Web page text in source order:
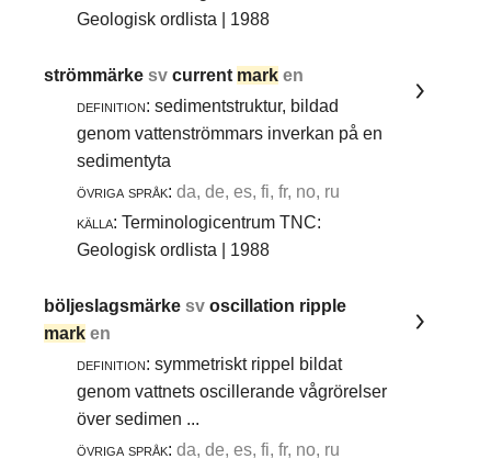
Geologisk ordlista | 1988
strömmärkesvcurrent mark en
definition: sedimentstruktur, bildad
genom vattenströmmars inverkan på en
sedimentyta
övriga språk: da, de, es, fi, fr, no, ru
källa: Terminologicentrum TNC:
Geologisk ordlista | 1988
böljeslagsmärkesvoscillation ripple
mark en
definition: symmetriskt rippel bildat
genom vattnets oscillerande vågrörelser
över sedimen ...
övriga språk: da, de, es, fi, fr, no, ru